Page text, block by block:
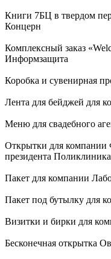
Книги 7БЦ в твердом
Концерн
Комплексный заказ
Информзащита
Коробка и сувенирная
Лента для бейджей для
Меню для свадебного
Открытки для
президента
Пакет для компании
Пакет под бутылку для
Визитки и бирки для
Бесконечная открытка